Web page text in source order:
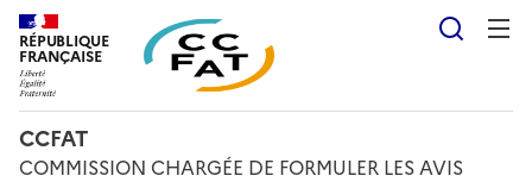
RÉPUBLIQUE
FRANÇAISE
CCFAT
COMMISSION CHARGÉE DE FORMULER LES AVIS